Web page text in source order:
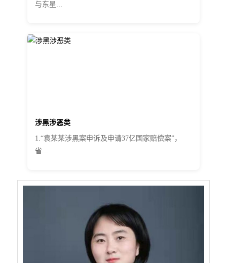
与东星...
涉黑涉恶类
1.“袁某某涉黑案申诉及申请37亿国家赔偿案”，
省...